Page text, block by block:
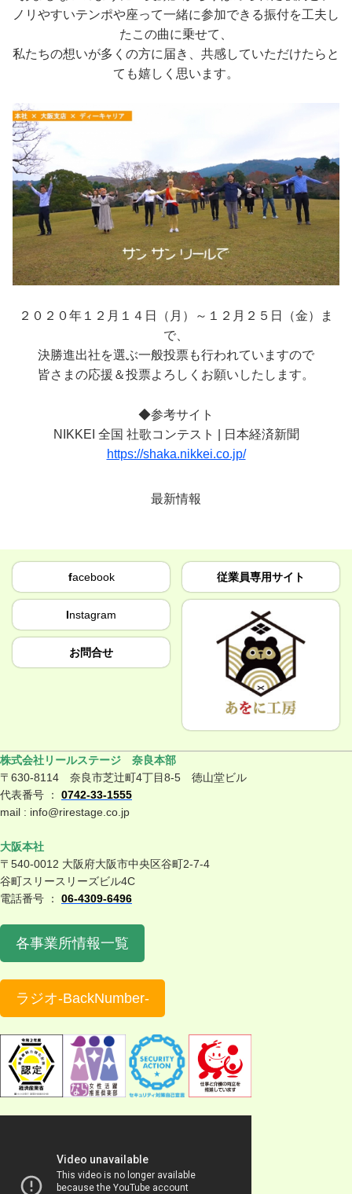
ノリやすいテンポや座って一緒に参加できる振付を工夫し
たこの曲に乗せて、
私たちの想いが多くの方に届き、共感していただけたらと
ても嬉しく思います。
２０２０年１２月１４日（月）～１２月２５日（金）ま
で、
決勝進出社を選ぶ一般投票も行われていますので
皆さまの応援＆投票よろしくお願いしたします。
◆参考サイト
NIKKEI 全国 社歌コンテスト | 日本経済新聞
https://shaka.nikkei.co.jp/
最新情報
facebook
Instagram
お問合せ
従業員専用サイト
株式会社リールステージ 奈良本部
〒630-8114 奈良市芝辻町4丁目8-5 徳山堂ビル
代表番号 ： 0742-33-1555
mail : info@rirestage.co.jp
大阪本社
〒540-0012 大阪府大阪市中央区谷町2-7-4
谷町スリースリーズビル4C
電話番号 ： 06-4309-6496
各事業所情報一覧
ラジオ-BackNumber-